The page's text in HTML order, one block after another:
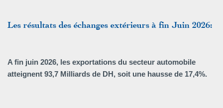
Les résultats des échanges extérieurs à fin Juin 2026:
A fin juin 2026, les exportations du secteur automobile
atteignent 93,7 Milliards de DH, soit une hausse de 17,4%.